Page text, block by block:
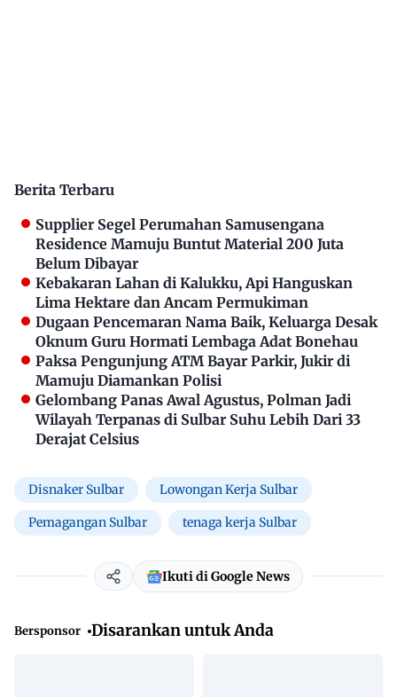
Berita Terbaru
Supplier Segel Perumahan Samusengana
Residence Mamuju Buntut Material 200 Juta
Belum Dibayar
Kebakaran Lahan di Kalukku, Api Hanguskan
Lima Hektare dan Ancam Permukiman
Dugaan Pencemaran Nama Baik, Keluarga Desak
Oknum Guru Hormati Lembaga Adat Bonehau
Paksa Pengunjung ATM Bayar Parkir, Jukir di
Mamuju Diamankan Polisi
Gelombang Panas Awal Agustus, Polman Jadi
Wilayah Terpanas di Sulbar Suhu Lebih Dari 33
Derajat Celsius
Disnaker Sulbar Lowongan Kerja Sulbar
Pemagangan Sulbar tenaga kerja Sulbar
Ikuti di Google News
Bersponsor Disarankan untuk Anda